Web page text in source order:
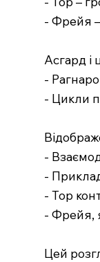
- Фрейя –
Асгард і
-
- Цикли
-
-
- Тор
- Фрейя,
Цей